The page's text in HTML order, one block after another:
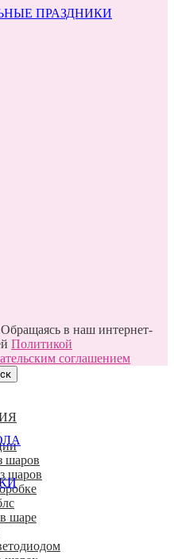
ПРАЗДНИКИ
в наш интернет-
Политикой
соглашением
шаров
шаров
шаре